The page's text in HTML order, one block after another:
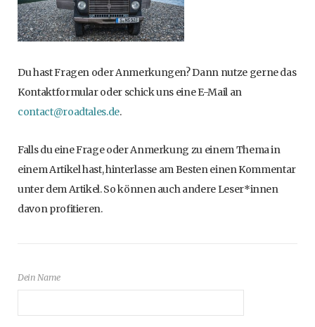
Du hast Fragen oder Anmerkungen? Dann nutze gerne das
Kontaktformular oder schick uns eine E-Mail an
contact@roadtales.de.
Falls du eine Frage oder Anmerkung zu einem Thema in
einem Artikel hast, hinterlasse am Besten einen Kommentar
unter dem Artikel. So können auch andere Leser*innen
davon profitieren.
Dein Name